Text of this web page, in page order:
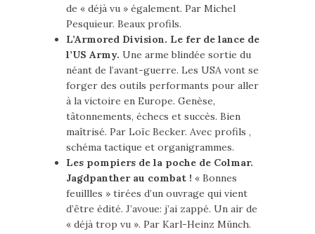
de « déjà vu » également. Par Michel
Pesquieur. Beaux profils.
L’Armored Division. Le fer de lance de
l’US Army. Une arme blindée sortie du
néant de l’avant-guerre. Les USA vont se
forger des outils performants pour aller
à la victoire en Europe. Genèse,
tâtonnements, échecs et succès. Bien
maîtrisé. Par Loïc Becker. Avec profils ,
schéma tactique et organigrammes.
Les pompiers de la poche de Colmar.
Jagdpanther au combat ! « Bonnes
feuillles » tirées d’un ouvrage qui vient
d’être édité. J’avoue: j’ai zappé. Un air de
« déjà trop vu ». Par Karl-Heinz Münch.